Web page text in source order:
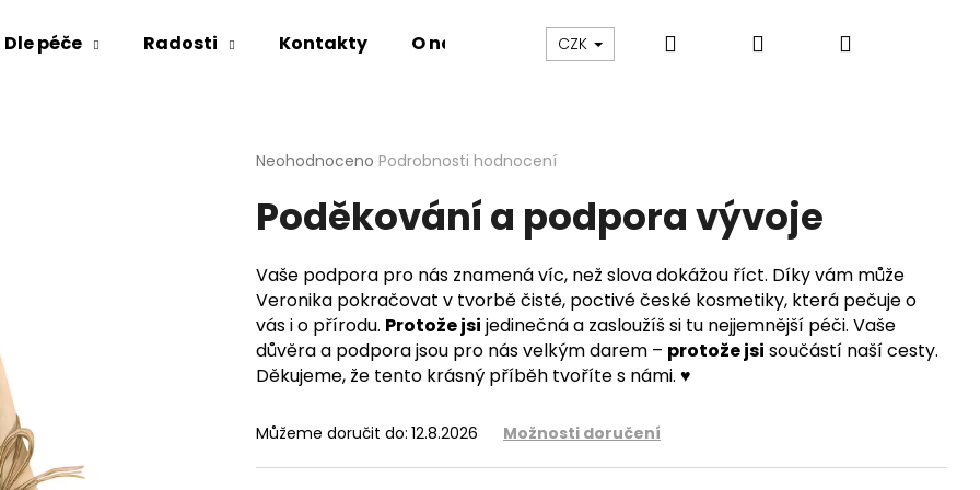
Dle péče Radosti Kontakty O nás Značky
CZK Hledat PřihlášeníNákupní
Průměrné
produktu
je
z
5
hvězdiček.
Neohodnoceno Podrobnosti hodnocení
Poděkování a podpora vývoje
Vaše podpora pro nás znamená víc, než slova dokážou říct. Díky vám může
Veronika pokračovat v tvorbě čisté, poctivé české kosmetiky, která pečuje o
vás i o přírodu. Protože jsi jedinečná a zasloužíš si tu nejjemnější péči. Vaše
důvěra a podpora jsou pro nás velkým darem – protože jsi součástí naší cesty.
Děkujeme, že tento krásný příběh tvoříte s námi. ♥️
Můžeme doručit do: 12.8.2026 Možnosti doručení
HLEDAT
MAST SENSITIVE OVESNÁ KOUPELOVÁ SŮLS KOLOIDNÍM